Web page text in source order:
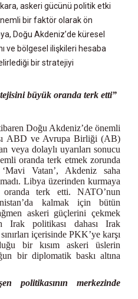
askeri gücünü politik etki
bir faktör olarak ön
Doğu Akdeniz’de küresel
ve bölgesel ilişkileri hesaba
bir stratejiyi
büyük oranda terk etti”
Doğu Akdeniz’de önemli
ABD ve Avrupa Birliği (AB)
veya dolaylı uyarıları sonucu
oranda terk etmek zorunda
Vatan’, Akdeniz saha
Libya üzerinden kurmaya
oranda terk etti. NATO’nun
kalmak için bütün
askeri güçlerini çekmek
Irak politikası dahası Irak
içerisinde PKK’ye karşı
bir kısım askeri üslerin
bir diplomatik baskı altına
politikasının merkezinde